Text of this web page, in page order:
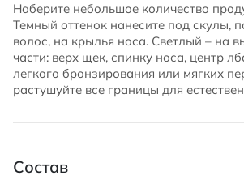
Наберите небольшое количество
Темный оттенок нанесите под скулы,
волос, на крылья носа. Светлый – на
части: верх щек, спинку носа, центр
легкого бронзирования или мягких
растушуйте все границы для
Состав